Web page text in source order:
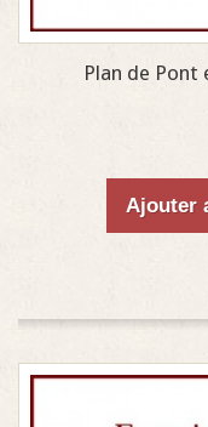
Plan de Pont
Ajouter